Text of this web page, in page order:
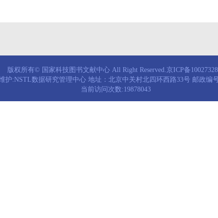
版权所有© 国家科技图书文献中心 All Right Reserved.京ICP备
护:NSTL数据研究管理中心 地址：北京中关村北四环西路33号 邮政编
当前访问次数:19878043